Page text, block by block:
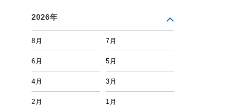
2026年
8月 7月
6月 5月
4月 3月
2月 1月